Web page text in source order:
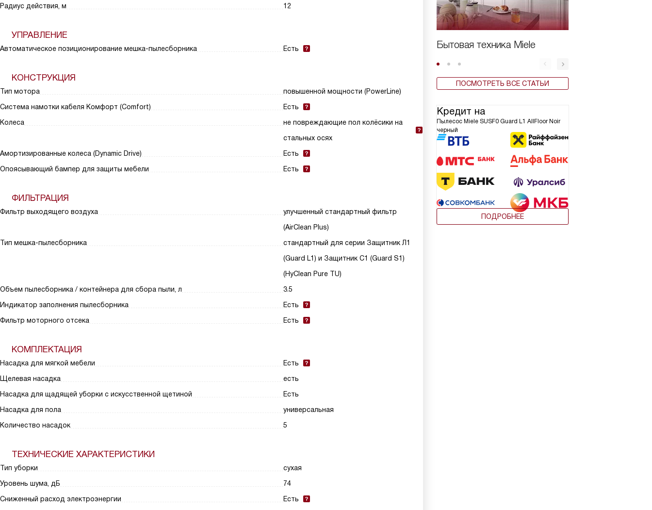
Бытовая техника Miele
ПОСМОТРЕТЬ ВСЕ СТАТЬИ
Кредит на
Пылесос Miele SUSF0 Guard L1 AllFloor Noir
черный
ПОДРОБНЕЕ
Радиус действия, м
12
УПРАВЛЕНИЕ
Автоматическое позиционирование мешка-пылесборника Есть
КОНСТРУКЦИЯ
Тип мотора
повышенной мощности (PowerLine)
Система намотки кабеля Комфорт (Comfort)
Есть
Колеса
не повреждающие пол колёсики на
стальных осях
Амортизированные колеса (Dynamic Drive)
Есть
Опоясывающий бампер для защиты мебели
Есть
ФИЛЬТРАЦИЯ
Фильтр выходящего воздуха
улучшенный стандартный фильтр
(AirClean Plus)
Тип мешка-пылесборника
стандартный для серии Защитник Л1
(Guard L1) и Защитник С1 (Guard S1)
(HyClean Pure TU)
Объем пылесборника / контейнера для сбора пыли, л
3.5
Индикатор заполнения пылесборника
Есть
Фильтр моторного отсека
Есть
КОМПЛЕКТАЦИЯ
Насадка для мягкой мебели
Есть
Щелевая насадка
есть
Насадка для щадящей уборки с искусственной щетиной
Есть
Насадка для пола
универсальная
Количество насадок
5
ТЕХНИЧЕСКИЕ ХАРАКТЕРИСТИКИ
Тип уборки
сухая
Уровень шума, дБ
74
Сниженный расход электроэнергии
Есть